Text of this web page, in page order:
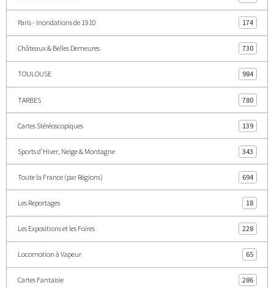
Paris - Inondations de 1910 174
Châteaux & Belles Demeures 730
TOULOUSE 984
TARBES 780
Cartes Stéréoscopiques 139
Sports d'Hiver, Neige & Montagne 343
Toute la France (par Régions) 694
Les Reportages 18
Les Expositions et les Foires 228
Locomotion à Vapeur 65
Cartes Fantaisie 286